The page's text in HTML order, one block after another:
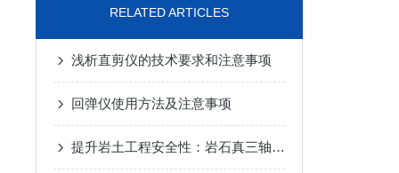
RELATED ARTICLES
浅析直剪仪的技术要求和注意事项
回弹仪使用方法及注意事项
提升岩土工程安全性：岩石真三轴仪在土木工程中的重要作用